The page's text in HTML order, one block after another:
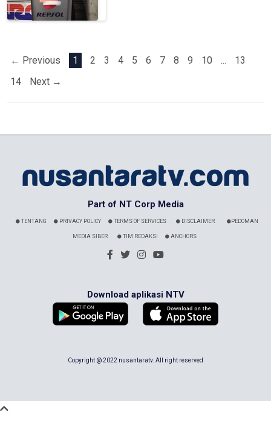
← Previous 1 2 3 4 5 6 7 8 9 10 ...
13
14
Next →
Part of NT Corp Media
TENTANG PRIVACY POLICY TERMS OF SERVICES DISCLAIMER PEDOMAN
MEDIA SIBER TIM REDAKSI ANCHORS
Download aplikasi NTV
Copyright @ 2022 nusantaratv. All right reserved